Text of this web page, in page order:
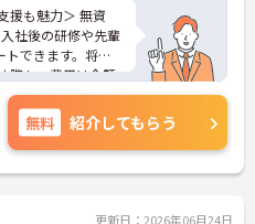
援も魅力＞ 無資
社後の研修や先輩
トできます。将来
際も、費用は全額
い」を全力で応援
給32万円（夜勤あ
時退社OK♪休日は
定が立てやす
ある働き方が可能
無料 紹介してもらう
更新日：2026年06月24日